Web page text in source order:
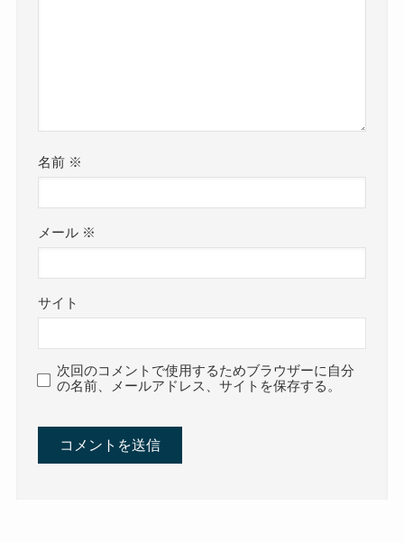
名前 ※
メール ※
サイト
次回のコメントで使用するためブラウザーに自分
の名前、メールアドレス、サイトを保存する。